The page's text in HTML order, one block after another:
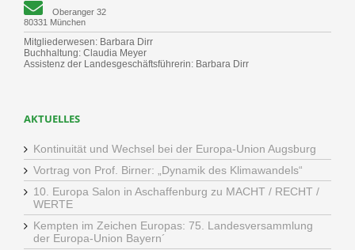
Oberanger 32
80331 München
Mitgliederwesen: Barbara Dirr
Buchhaltung: Claudia Meyer
Assistenz der Landesgeschäftsführerin: Barbara Dirr
AKTUELLES
Kontinuität und Wechsel bei der Europa-Union Augsburg
Vortrag von Prof. Birner: „Dynamik des Klimawandels“
10. Europa Salon in Aschaffenburg zu MACHT / RECHT /
WERTE
Kempten im Zeichen Europas: 75. Landesversammlung
der Europa-Union Bayern´